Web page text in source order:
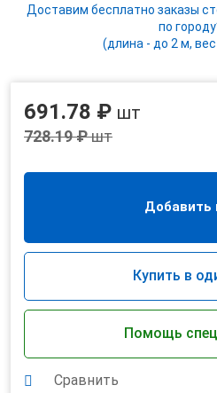
Доставим бесплатно заказы
по
(длина - до 2 м,
691.78 ₽ шт
728.19 ₽шт
Добавить
Купить в
Помощь
Сравнить